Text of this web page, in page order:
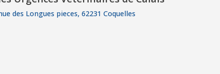
des Longues pieces, 62231 Coquelles